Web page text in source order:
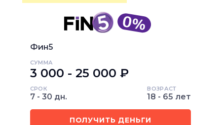
Фин5
СУММА
3 000 - 25 000 ₽
СРОК
7 - 30 дн.
ВОЗРАСТ
18 - 65 лет
ПОЛУЧИТЬ ДЕНЬГИ